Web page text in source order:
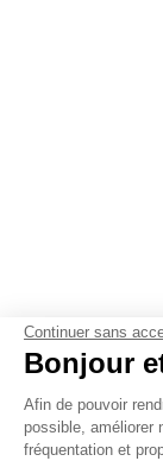
Continuer sans
Bonjour
Afin de pouvoir
possible, améliorer
fréquentation et